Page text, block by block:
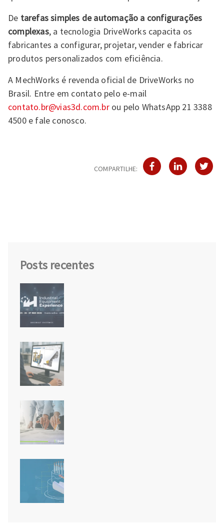
De tarefas simples de automação a configurações
complexas, a tecnologia DriveWorks capacita os
fabricantes a configurar, projetar, vender e fabricar
produtos personalizados com eficiência.
A MechWorks é revenda oficial de DriveWorks no
Brasil. Entre em contato pelo e-mail
contato.br@vias3d.com.brou pelo WhatsApp 21 3388
4500 e fale conosco.
COMPARTILHE:
Posts recentes
equipamentos industriais
acontece em agosto
SP3: a Inteligência Artificial
finalmente chegou!
modelos RVT e IFC para pranchas